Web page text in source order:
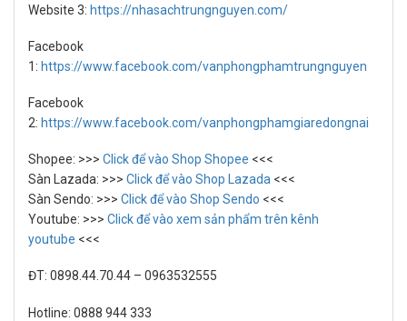
Website 3: https://nhasachtrungnguyen.com/
Facebook
1: https://www.facebook.com/vanphongphamtrungnguyen
Facebook
2: https://www.facebook.com/vanphongphamgiaredongnai
Shopee: >>> Click để vào Shop Shopee <<<
Sàn Lazada: >>> Click để vào Shop Lazada <<<
Sàn Sendo: >>> Click để vào Shop Sendo <<<
Youtube: >>> Click để vào xem sản phẩm trên kênh
youtube <<<
ĐT: 0898.44.70.44 – 0963532555
Hotline: 0888 944 333